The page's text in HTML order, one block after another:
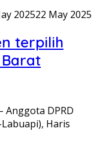
202522 May 2025
terpilih
Barat
Anggota DPRD
Haris